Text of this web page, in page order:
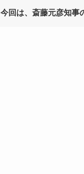
今回は、斎藤元彦知事